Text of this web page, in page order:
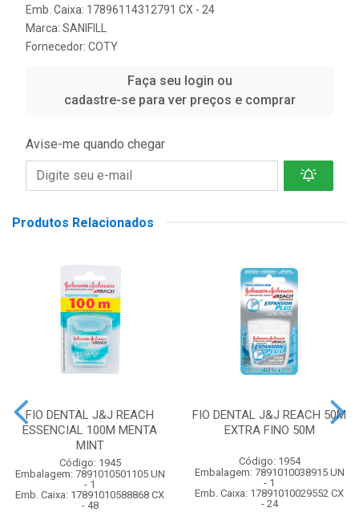
Emb. Caixa: 17896114312791 CX - 24
Marca: SANIFILL
Fornecedor: COTY
Faça seu login ou
cadastre-se para ver preços e comprar
Avise-me quando chegar
Produtos Relacionados
FIO DENTAL J&J REACH
ESSENCIAL 100M MENTA
MINT
Código: 1945
Embalagem: 7891010501105 UN
- 1
Emb. Caixa: 17891010588868 CX
- 48
FIO DENTAL J&J REACH 50M
EXTRA FINO 50M
Código: 1954
Embalagem: 7891010038915 UN
- 1
Emb. Caixa: 17891010029552 CX
- 24